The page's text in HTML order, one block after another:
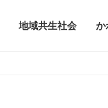
地域共生社会